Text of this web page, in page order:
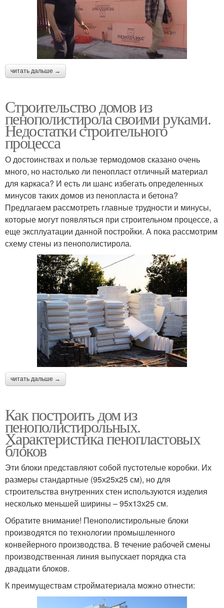
читать дальше →
Строительство домов из
пенополистирола своими руками.
Недостатки строительного
процесса
О достоинствах и пользе термодомов сказано очень
много, но настолько ли пенопласт отличный материал
для каркаса? И есть ли шанс избегать определенных
минусов таких домов из пенопласта и бетона?
Предлагаем рассмотреть главные трудности и минусы,
которые могут появляться при строительном процессе, а
еще эксплуатации данной постройки. А пока рассмотрим
схему стены из пенополистирола.
читать дальше →
Как построить дом из
пенополистирольных.
Характеристика пенопластовых
блоков
Эти блоки представляют собой пустотелые коробки. Их
размеры стандартные (95х25х25 см), но для
строительства внутренних стен используются изделия
несколько меньшей ширины – 95х13х25 см.
Обратите внимание! Пенополистирольные блоки
производятся по технологии промышленного
конвейерного производства. В течение рабочей смены
производственная линия выпускает порядка ста
двадцати блоков.
К преимуществам стройматериала можно отнести: